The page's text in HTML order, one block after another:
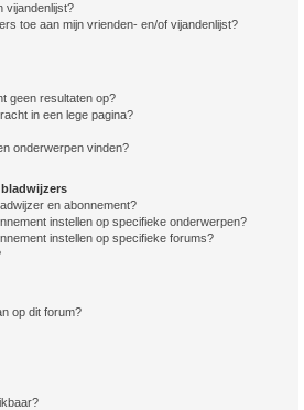
vijandenlijst?
toe aan mijn vrienden- en/of vijandenlijst?
geen resultaten op?
in een lege pagina?
onderwerpen vinden?
en abonnement?
instellen op specifieke onderwerpen?
instellen op specifieke forums?
op dit forum?